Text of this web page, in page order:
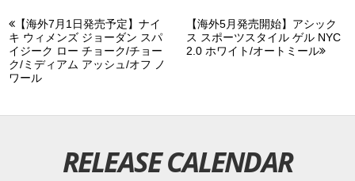
【海外7月1日発売予定】ナイ
キ ウィメンズ ジョーダン スパ
イジーク ロー チョーク/チョー
ク/ミディアム アッシュ/オフ ノ
ワール
【海外5月発売開始】アシック
ス スポーツスタイル ゲル NYC
2.0 ホワイト/オートミール
RELEASE CALENDAR